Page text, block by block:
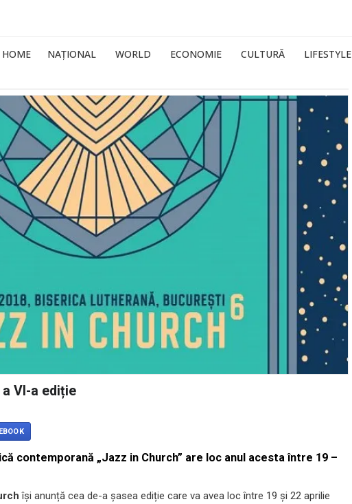
HOME NAȚIONAL WORLD ECONOMIE CULTURĂ LIFESTYLE
VI-a ediție
contemporană „Jazz in Church” are loc anul acesta între 19 –
își anunță cea de-a șasea ediție care va avea loc între 19 și 22 aprilie